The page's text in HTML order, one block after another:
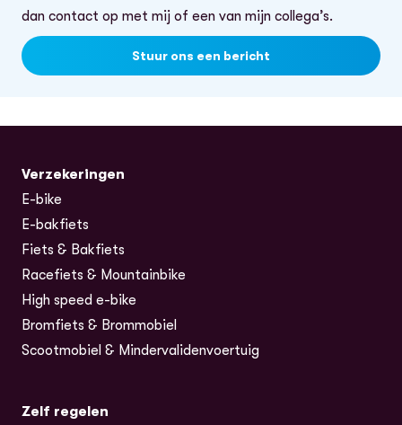
dan contact op met mij of een van mijn collega’s.
Stuur ons een bericht
Verzekeringen
E-bike
E-bakfiets
Fiets & Bakfiets
Racefiets & Mountainbike
High speed e-bike
Bromfiets & Brommobiel
Scootmobiel & Mindervalidenvoertuig
Zelf regelen